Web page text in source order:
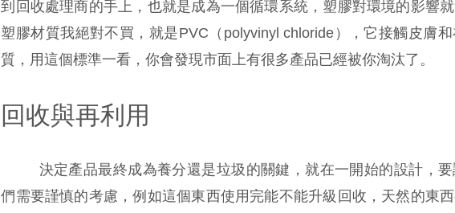
到回收處理商的手上，也就是成為一個循環系統，塑膠對環境的影響
塑膠材質我絕對不買，就是PVC（polyvinyl chloride），它接觸皮膚
質，用這個標準一看，你會發現市面上有很多產品已經被你淘汰了。
回收與再利用
決定產品最終成為養分還是垃圾的關鍵，就在一開始的設計，
們需要謹慎的考慮，例如這個東西使用完能不能升級回收，天然的東